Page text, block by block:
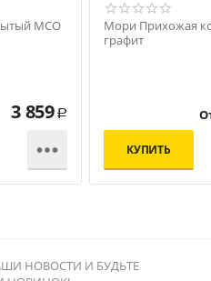
МСО
3 859 Р

Мори Прихожая
графит
КУПИТЬ
НОВОСТИ И БУДЬТЕ